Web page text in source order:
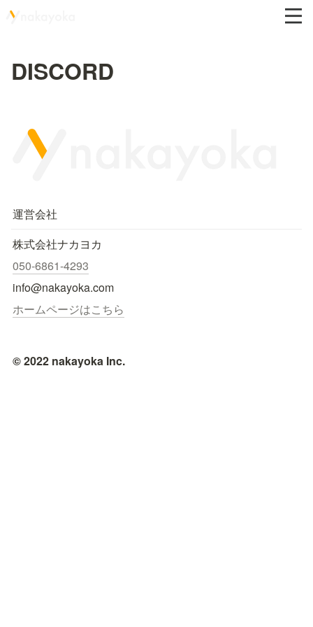
DISCORD
運営会社
株式会社ナカヨカ
050-6861-4293
info@nakayoka.com
ホームページはこちら
© 2022 nakayoka Inc.